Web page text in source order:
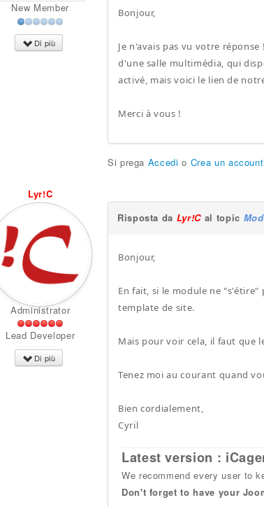
New Member
Di più
Bonjour,
Je n'avais pas vu votre
d'une salle multimédia, qui
activé, mais voici le lien de
Merci à vous !
Si prega Accedi o Crea un account
Lyr!C
Administrator
Lead Developer
Di più
Risposta da Lyr!C al topic
Bonjour,
En fait, si le module ne
template de site.
Mais pour voir cela, il faut que
Tenez moi au courant quand
Bien cordialement,
Cyril
Latest version :
We recommend every user to
Don't forget to have your